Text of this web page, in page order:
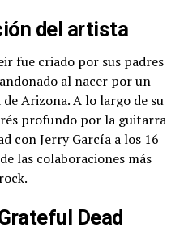
del artista
fue criado por sus padres
al nacer por un
Arizona. A lo largo de su
profundo por la guitarra
con Jerry García a los 16
las colaboraciones más
Dead